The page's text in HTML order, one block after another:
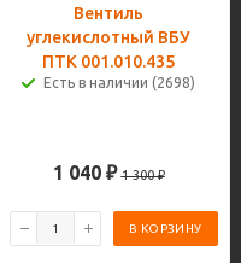
Вентиль
углекислотный ВБУ
ПТК 001.010.435
Есть в наличии (2698)
1 040₽ 1 300₽
В КОРЗИНУ